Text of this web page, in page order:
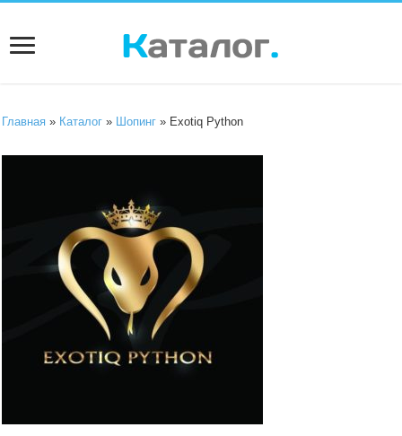
Главная » Каталог » Шопинг » Exotiq Python